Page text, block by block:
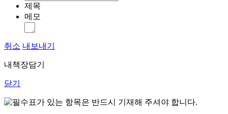
제목
메모
취소 내보내기
내책장담기
닫기
표가 있는 항목은 반드시 기재해 주셔야 합니다.